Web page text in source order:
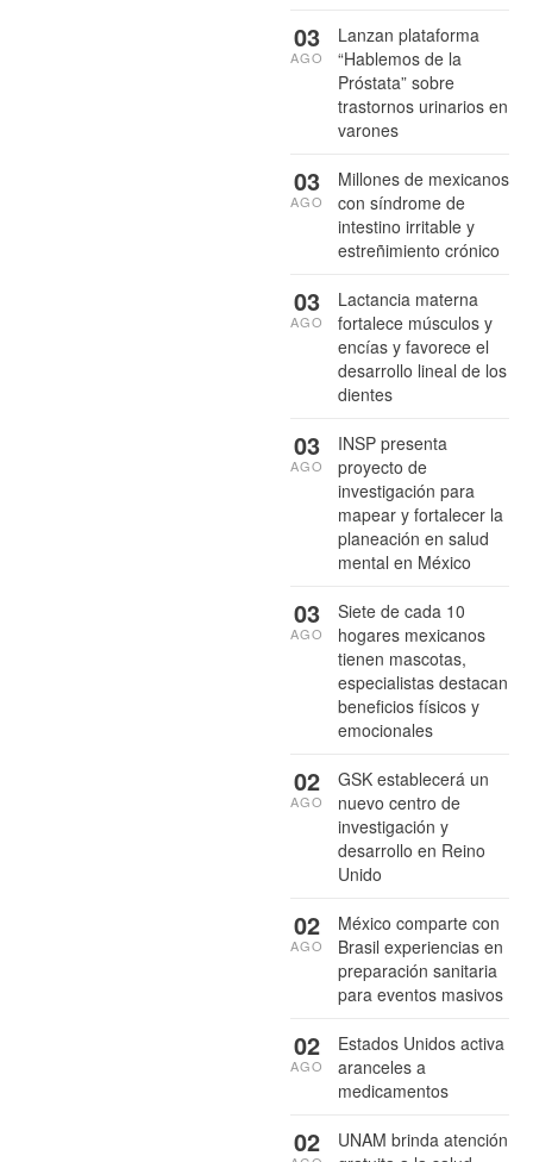
Lanzan plataforma
“Hablemos de la
Próstata” sobre
trastornos urinarios en
varones
03
AGO
Millones de mexicanos
con síndrome de
intestino irritable y
estreñimiento crónico
03
AGO
Lactancia materna
fortalece músculos y
encías y favorece el
desarrollo lineal de los
dientes
03
AGO
INSP presenta
proyecto de
investigación para
mapear y fortalecer la
planeación en salud
mental en México
03
AGO
Siete de cada 10
hogares mexicanos
tienen mascotas,
especialistas destacan
beneficios físicos y
emocionales
03
AGO
GSK establecerá un
nuevo centro de
investigación y
desarrollo en Reino
Unido
02
AGO
México comparte con
Brasil experiencias en
preparación sanitaria
para eventos masivos
02
AGO
Estados Unidos activa
aranceles a
medicamentos
02
AGO
UNAM brinda atención
02